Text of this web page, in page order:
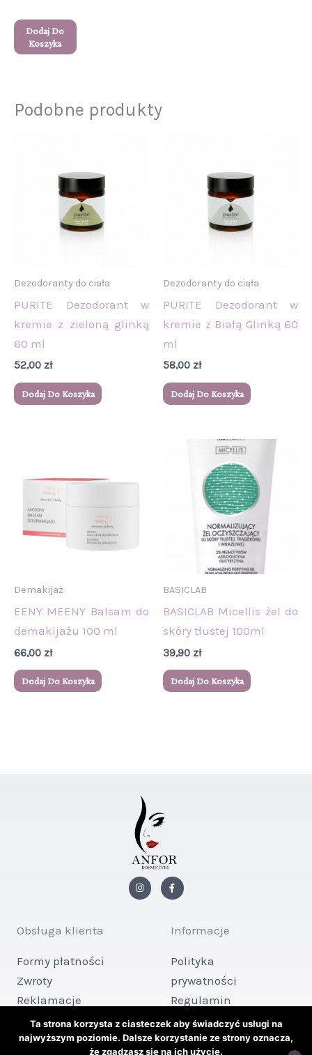
Dodaj Do
Koszyka
Podobne produkty
Dezodoranty do ciała
PURITE Dezodorant w
kremie z zieloną glinką
60 ml
52,00 zł
Dodaj Do Koszyka
Dezodoranty do ciała
PURITE Dezodorant w
kremie z Białą Glinką 60
ml
58,00 zł
Dodaj Do Koszyka
Demakijaż
EENY MEENY Balsam do
demakijażu 100 ml
66,00 zł
Dodaj Do Koszyka
BASICLAB
BASICLAB Micellis żel do
skóry tłustej 100ml
39,90 zł
Dodaj Do Koszyka
n
s
F
a
c
o
o
f
Obsługa klienta
Formy płatności
Zwroty
Reklamacje
Kontakt
Informacje
Polityka
prywatności
Regulamin
sklepu
Ta strona korzysta z ciasteczek aby świadczyć usługi na
najwyższym poziomie. Dalsze korzystanie ze strony oznacza,
że zgadzasz się na ich użycie.